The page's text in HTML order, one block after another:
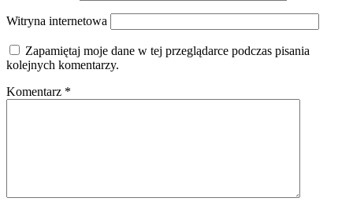
Witryna internetowa
Zapamiętaj moje dane w tej przeglądarce podczas pisania
kolejnych komentarzy.
Komentarz *